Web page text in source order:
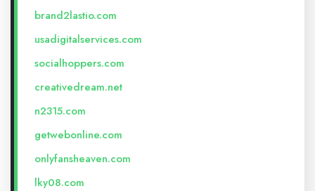
brand2lastio.com
usadigitalservices.com
socialhoppers.com
creativedream.net
n2315.com
getwebonline.com
onlyfansheaven.com
lky08.com